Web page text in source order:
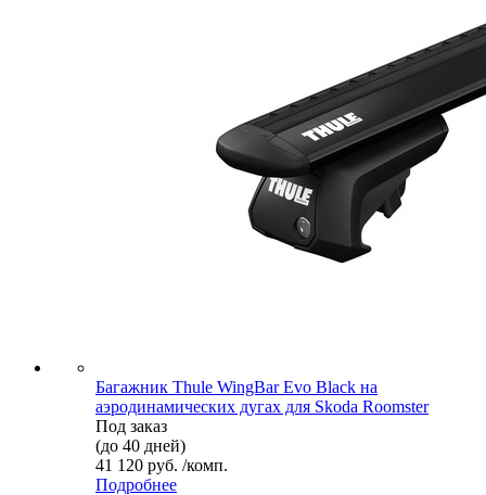
Багажник Thule WingBar Evo Black на
аэродинамических дугах для Skoda Roomster
Под заказ
(до 40 дней)
41 120 руб. /комп.
Подробнее